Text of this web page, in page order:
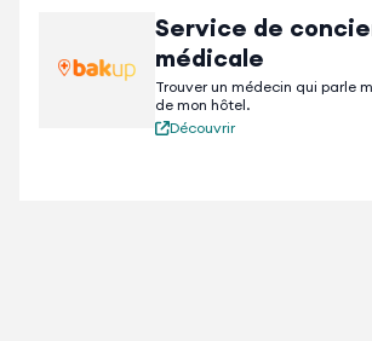
Service de
médicale
Trouver un médecin qui parle
de mon hôtel.
Découvrir